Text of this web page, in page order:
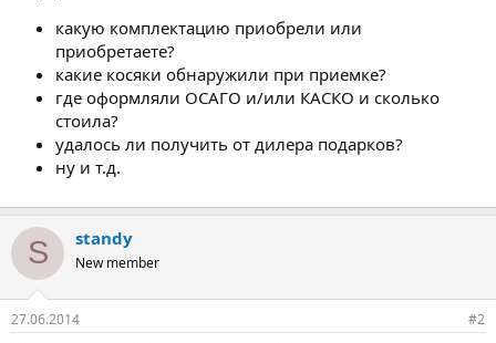
какую комплектацию приобрели или
приобретаете?
какие косяки обнаружили при приемке?
где оформляли ОСАГО и/или КАСКО и сколько
стоила?
удалось ли получить от дилера подарков?
ну и т.д.
S standy
New member
27.06.2014 #2